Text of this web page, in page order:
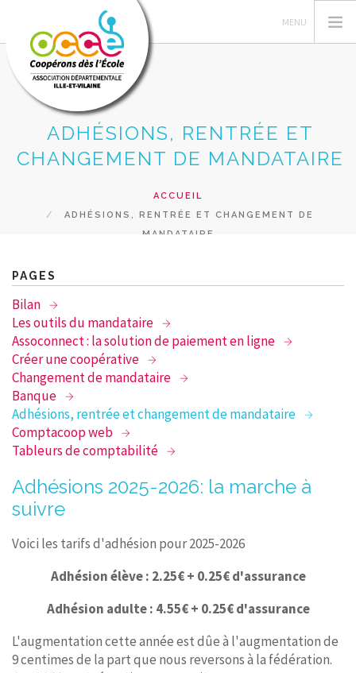
L'OCCE
GERER SA COOPERATIVE
ACTIONS PÉDAGOGIQUES
RESSOURCES PEDAGOGIQUES
CONTACT
ADHÉSIONS, RENTRÉE ET
CHANGEMENT DE MANDATAIRE
ACCUEIL
ADHÉSIONS, RENTRÉE ET CHANGEMENT DE
MANDATAIRE
PAGES
Bilan
Les outils du mandataire
Assoconnect : la solution de paiement en ligne
Créer une coopérative
Changement de mandataire
Banque
Adhésions, rentrée et changement de mandataire
Comptacoop web
Tableurs de comptabilité
Adhésions 2025-2026: la marche à
suivre
Voici les tarifs d'adhésion pour 2025-2026
Adhésion élève : 2.25€ + 0.25€ d'assurance
Adhésion adulte : 4.55€ + 0.25€ d'assurance
L'augmentation cette année est dûe à l'augmentation de
9 centimes de la part que nous reversons à la fédération.